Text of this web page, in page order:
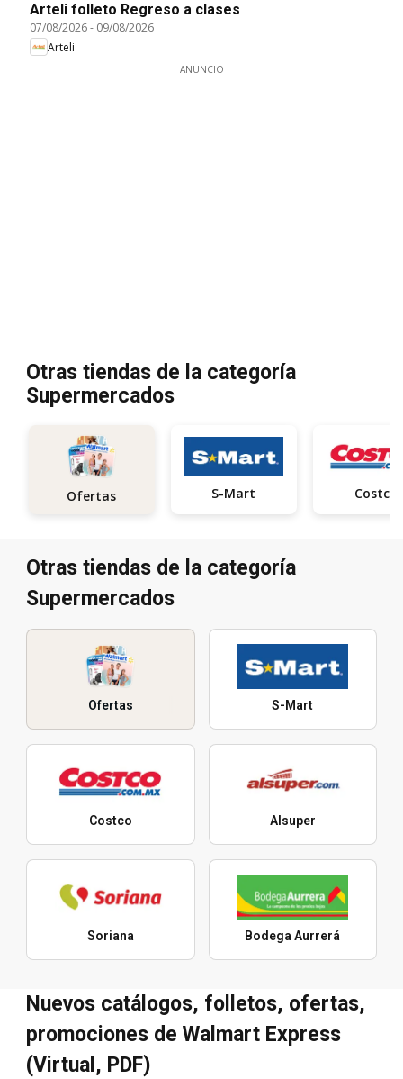
Arteli folleto Regreso a clases
07/08/2026- 09/08/2026
Arteli
ANUNCIO
Otras tiendas de la categoría
Supermercados
Ofertas S-Mart Costco
Otras tiendas de la categoría
Supermercados
Ofertas S-Mart
Costco Alsuper
Soriana Bodega Aurrerá
Nuevos catálogos, folletos, ofertas,
promociones de Walmart Express
(Virtual, PDF)